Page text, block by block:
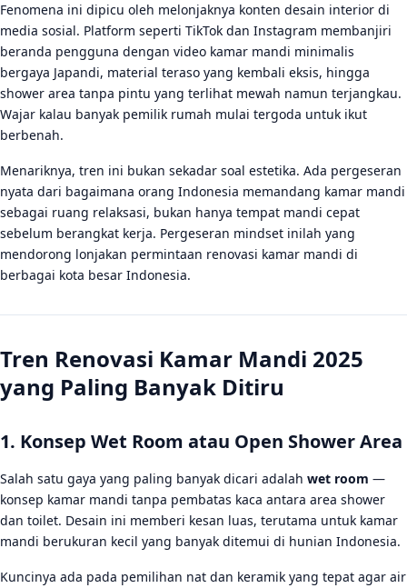
Kesimpulan
FAQ
Berapa biaya renovasi kamar mandi ukuran kecil di
Indonesia?
Apa tren desain kamar mandi 2025 yang paling
populer?
Apakah renovasi kamar mandi kecil bisa terlihat
mewah?
Fenomena ini dipicu oleh melonjaknya konten desain interior di
media sosial. Platform seperti TikTok dan Instagram membanjiri
beranda pengguna dengan video kamar mandi minimalis
bergaya Japandi, material teraso yang kembali eksis, hingga
shower area tanpa pintu yang terlihat mewah namun terjangkau.
Wajar kalau banyak pemilik rumah mulai tergoda untuk ikut
berbenah.
Menariknya, tren ini bukan sekadar soal estetika. Ada pergeseran
nyata dari bagaimana orang Indonesia memandang kamar mandi
sebagai ruang relaksasi, bukan hanya tempat mandi cepat
sebelum berangkat kerja. Pergeseran mindset inilah yang
mendorong lonjakan permintaan renovasi kamar mandi di
berbagai kota besar Indonesia.
Tren Renovasi Kamar Mandi 2025
yang Paling Banyak Ditiru
1. Konsep Wet Room atau Open Shower Area
Salah satu gaya yang paling banyak dicari adalah wet room —
konsep kamar mandi tanpa pembatas kaca antara area shower
dan toilet. Desain ini memberi kesan luas, terutama untuk kamar
mandi berukuran kecil yang banyak ditemui di hunian Indonesia.
Kuncinya ada pada pemilihan nat dan keramik yang tepat agar air